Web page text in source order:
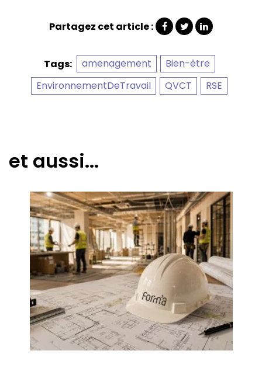
Partagez cet article :
Tags: amenagement
Bien-être
EnvironnementDeTravail
QVCT RSE
et aussi...